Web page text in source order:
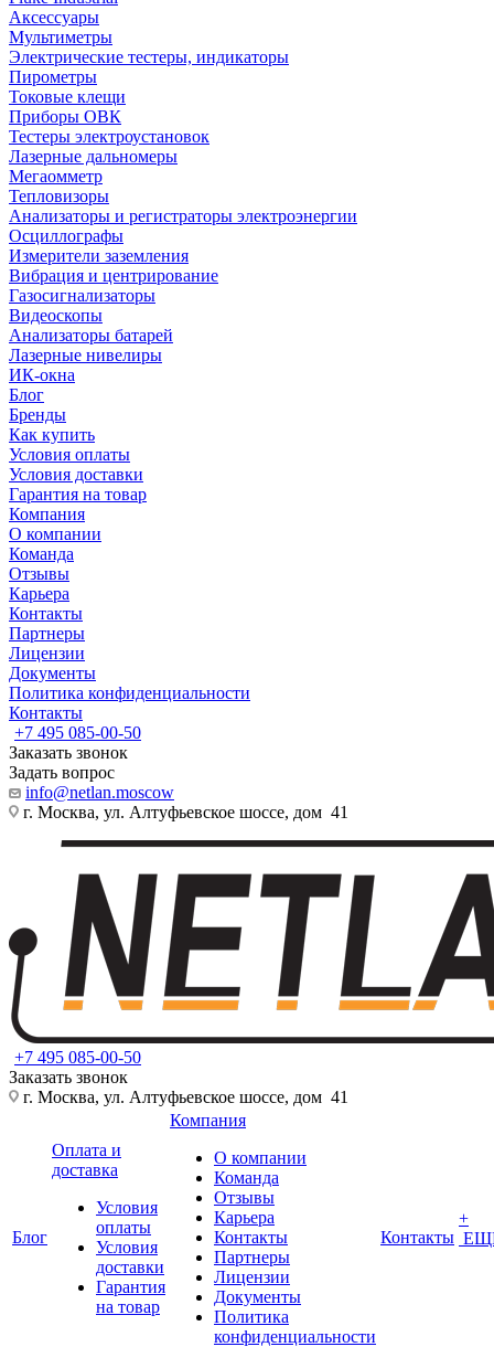
Аксессуары
Мультиметры
Электрические тестеры, индикаторы
Пирометры
Токовые клещи
Приборы ОВК
Тестеры электроустановок
Лазерные дальномеры
Мегаомметр
Тепловизоры
Анализаторы и регистраторы электроэнергии
Осциллографы
Измерители заземления
Вибрация и центрирование
Газосигнализаторы
Видеоскопы
Анализаторы батарей
Лазерные нивелиры
ИК-окна
Блог
Бренды
Как купить
Условия оплаты
Условия доставки
Гарантия на товар
Компания
О компании
Команда
Отзывы
Карьера
Контакты
Партнеры
Лицензии
Документы
Политика конфиденциальности
Контакты
+7 495 085-00-50
Заказать звонок
Задать вопрос
info@netlan.moscow
г. Москва, ул. Алтуфьевское шоссе, дом 41
+7 495 085-00-50
Заказать звонок
г. Москва, ул. Алтуфьевское шоссе, дом 41
Блог
Оплата и
доставка
Условия
оплаты
Условия
доставки
Гарантия
на товар
Компания
О компании
Команда
Отзывы
Карьера
Контакты
Партнеры
Лицензии
Документы
Политика
конфиденциальности
Контакты
+